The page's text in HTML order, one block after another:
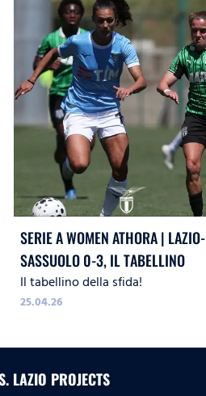
SERIE A WOMEN ATHORA | LAZIO-
SASSUOLO 0-3, IL TABELLINO
Il tabellino della sfida!
25.04.26
LAZIO PROJECTS